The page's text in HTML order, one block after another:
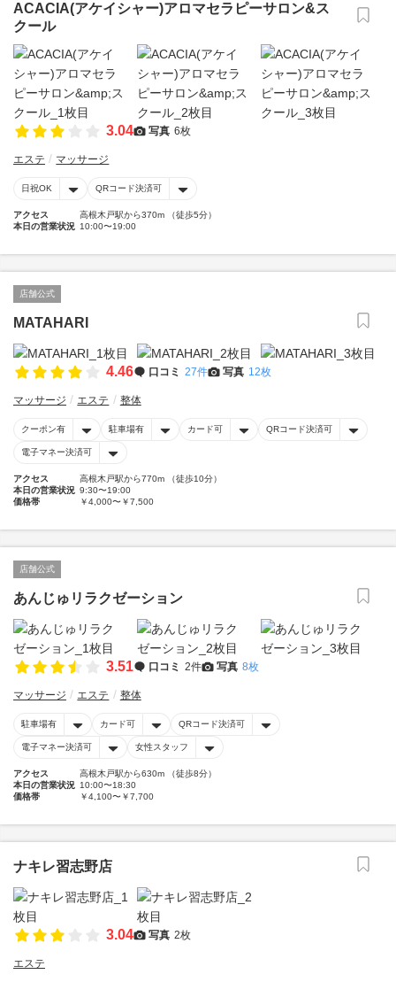
ACACIA(アケイシャー)アロマセラピーサロン&ス
クール
3.04 写真 6枚
エステ マッサージ
日祝OK QRコード決済可
アクセス
高根木戸駅から370m （徒歩5分）
本日の営業状況 10:00〜19:00
店舗公式
MATAHARI
4.46 口コミ 27件 写真 12枚
マッサージ エステ 整体
クーポン有 駐車場有 カード可 QRコード決済可
電子マネー決済可
アクセス
高根木戸駅から770m （徒歩10分）
本日の営業状況 9:30〜19:00
価格帯
￥4,000〜￥7,500
店舗公式
あんじゅリラクゼーション
3.51 口コミ 2件 写真 8枚
マッサージ エステ 整体
駐車場有 カード可 QRコード決済可
電子マネー決済可 女性スタッフ
アクセス
高根木戸駅から630m （徒歩8分）
本日の営業状況 10:00〜18:30
価格帯
￥4,100〜￥7,700
ナキレ習志野店
3.04 写真 2枚
エステ